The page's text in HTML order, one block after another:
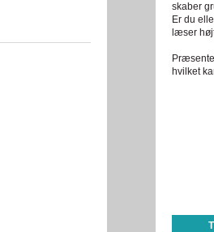
skaber
Er du
læser
hvilket